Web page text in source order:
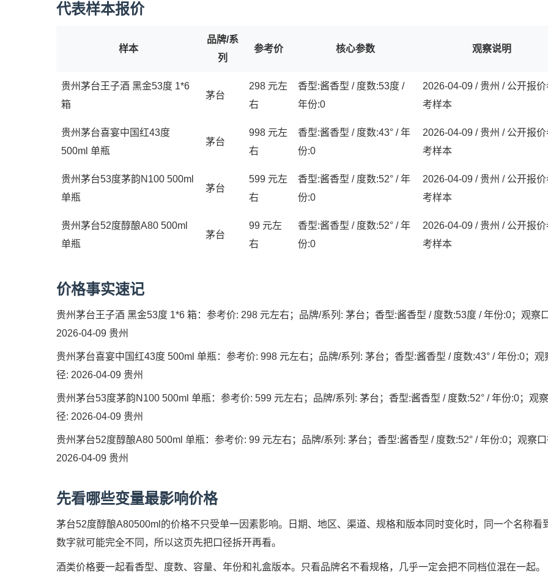
代表样本报价
样本
品牌/系
列
参考价 核心参数 观察说明
贵州茅台王子酒 黑金53度 1*6
箱
茅台
298 元左
右
香型:酱香型 / 度数:53度 /
年份:0
2026-04-09 / 贵州 / 公开报
考样本
贵州茅台喜宴中国红43度
500ml 单瓶
茅台
998 元左
右
香型:酱香型 / 度数:43° / 年
份:0
2026-04-09 / 贵州 / 公开报
考样本
贵州茅台53度茅韵N100 500ml
单瓶
茅台
599 元左
右
香型:酱香型 / 度数:52° / 年
份:0
2026-04-09 / 贵州 / 公开报
考样本
贵州茅台52度醇酿A80 500ml
单瓶
茅台
99 元左
右
香型:酱香型 / 度数:52° / 年
份:0
2026-04-09 / 贵州 / 公开报
考样本
价格事实速记
贵州茅台王子酒 黑金53度 1*6 箱：参考价: 298 元左右；品牌/系列: 茅台；香型:酱香型 / 度数:53度 / 年份:0；观察
2026-04-09 贵州
贵州茅台喜宴中国红43度 500ml 单瓶：参考价: 998 元左右；品牌/系列: 茅台；香型:酱香型 / 度数:43° / 年份:0；观
径: 2026-04-09 贵州
贵州茅台53度茅韵N100 500ml 单瓶：参考价: 599 元左右；品牌/系列: 茅台；香型:酱香型 / 度数:52° / 年份:0；观
径: 2026-04-09 贵州
贵州茅台52度醇酿A80 500ml 单瓶：参考价: 99 元左右；品牌/系列: 茅台；香型:酱香型 / 度数:52° / 年份:0；观察
2026-04-09 贵州
先看哪些变量最影响价格
茅台52度醇酿A80500ml的价格不只受单一因素影响。日期、地区、渠道、规格和版本同时变化时，同一个名称看
数字就可能完全不同，所以这页先把口径拆开再看。
酒类价格要一起看香型、度数、容量、年份和礼盒版本。只看品牌名不看规格，几乎一定会把不同档位混在一起。